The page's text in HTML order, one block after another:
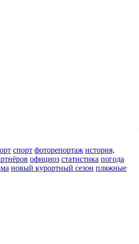
спорт фоторепортаж история,
официоз статистика погода
новый курортный сезон пляжные